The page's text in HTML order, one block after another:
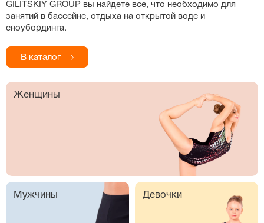
GILITSKIY GROUP вы найдете все, что необходимо для
занятий в бассейне, отдыха на открытой воде и
сноубординга.
В каталог
Женщины
Мужчины Девочки